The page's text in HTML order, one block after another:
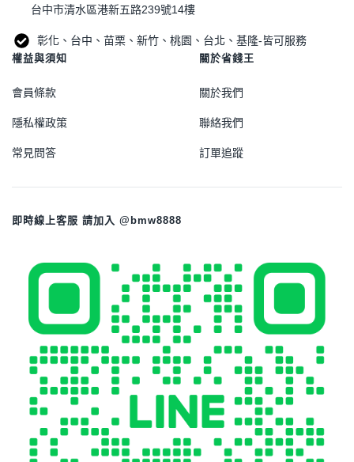
台中市清水區港新五路239號14樓
彰化、台中、苗栗、新竹、桃園、台北、基隆-皆可服務
權益與須知
會員條款
隱私權政策
常見問答
關於省錢王
關於我們
聯絡我們
訂單追蹤
即時線上客服 請加入 @bmw8888